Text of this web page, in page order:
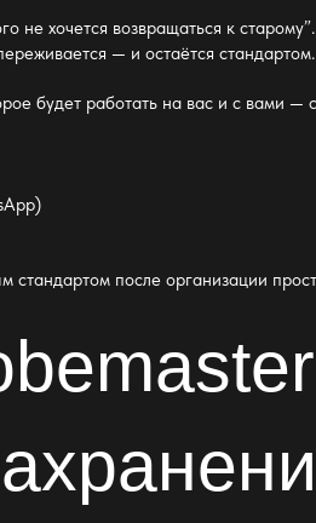
не хочется возвращаться к
— и остаётся
будет работать на вас и с вами
стандартом послеорганизации